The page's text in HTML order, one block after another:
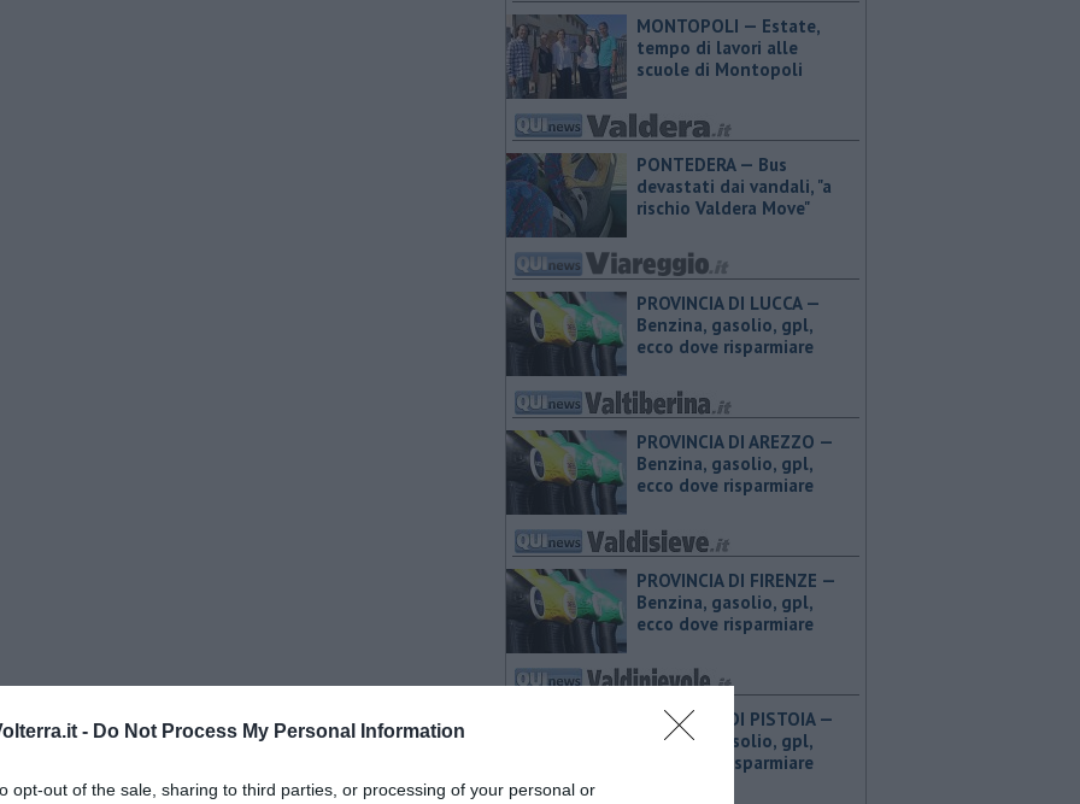
- Do Not Process My Personal Information
opt-out of the sale, sharing to third parties, or processing of your personal or
MONTOPOLI — Estate,
tempo di lavori alle
scuole di Montopoli
PONTEDERA — Bus
devastati dai vandali, "a
rischio Valdera Move"
PROVINCIA DI LUCCA — ​
Benzina, gasolio, gpl,
ecco dove risparmiare
PROVINCIA DI AREZZO — ​
Benzina, gasolio, gpl,
ecco dove risparmiare
PROVINCIA DI FIRENZE — ​
Benzina, gasolio, gpl,
ecco dove risparmiare
PROVINCIA DI PISTOIA — ​
Benzina, gasolio, gpl,
ecco dove risparmiare